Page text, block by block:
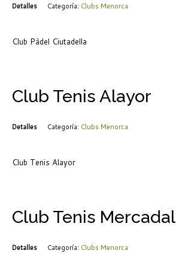
Detalles Categoría: Clubs Menorca
Club Pàdel Ciutadella
Club Tenis Alayor
Detalles Categoría: Clubs Menorca
Club Tenis Alayor
Club Tenis Mercadal
Detalles Categoría: Clubs Menorca